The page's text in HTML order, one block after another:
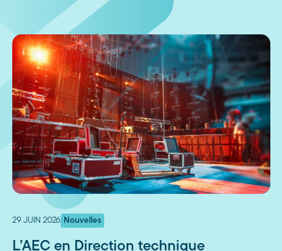
29 JUIN 2026 Nouvelles
L’AEC en Direction technique